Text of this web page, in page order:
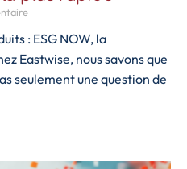
: ESG NOW, la
Eastwise, nous savons que
seulement une question de